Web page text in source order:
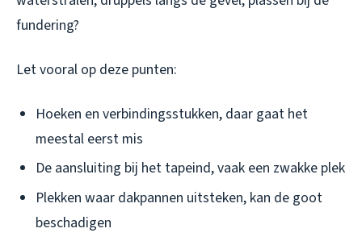
fundering?
Let vooral op deze punten:
Hoeken en verbindingsstukken, daar gaat het
meestal eerst mis
De aansluiting bij het tapeind, vaak een zwakke plek
Plekken waar dakpannen uitsteken, kan de goot
beschadigen